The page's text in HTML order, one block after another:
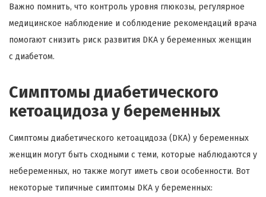
Важно помнить, что контроль уровня глюкозы, регулярное
медицинское наблюдение и соблюдение рекомендаций врача
помогают снизить риск развития DKA у беременных женщин
с диабетом.
Симптомы диабетического
кетоацидоза у беременных
Симптомы диабетического кетоацидоза (DKA) у беременных
женщин могут быть сходными с теми, которые наблюдаются у
небеременных, но также могут иметь свои особенности. Вот
некоторые типичные симптомы DKA у беременных: